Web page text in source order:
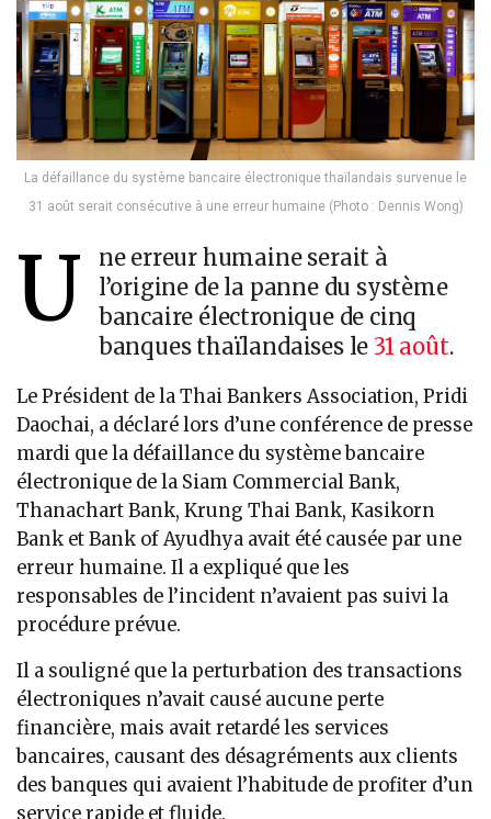
La défaillance du système bancaire électronique thaïlandais survenue le
31 août serait consécutive à une erreur humaine (Photo : Dennis Wong)
U
ne erreur humaine serait à
l’origine de la panne du système
bancaire électronique de cinq
banques thaïlandaises le 31 août.
Le Président de la Thai Bankers Association, Pridi
Daochai, a déclaré lors d’une conférence de presse
mardi que la défaillance du système bancaire
électronique de la Siam Commercial Bank,
Thanachart Bank, Krung Thai Bank, Kasikorn
Bank et Bank of Ayudhya avait été causée par une
erreur humaine. Il a expliqué que les
responsables de l’incident n’avaient pas suivi la
procédure prévue.
Il a souligné que la perturbation des transactions
électroniques n’avait causé aucune perte
financière, mais avait retardé les services
bancaires, causant des désagréments aux clients
des banques qui avaient l’habitude de profiter d’un
service rapide et fluide.